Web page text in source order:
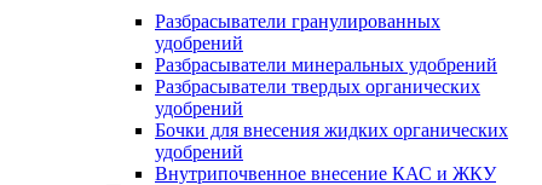
Разбрасыватели гранулированных
удобрений
Разбрасыватели минеральных удобрений
Разбрасыватели твердых органических
удобрений
Бочки для внесения жидких органических
удобрений
Внутрипочвенное внесение КАС и ЖКУ